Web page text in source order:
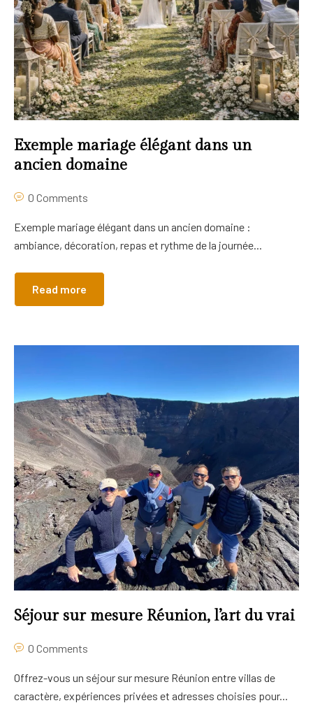
Exemple mariage élégant dans un
ancien domaine
0 Comments
Exemple mariage élégant dans un ancien domaine :
ambiance, décoration, repas et rythme de la journée...
Read more
Séjour sur mesure Réunion, l’art du vrai
0 Comments
Offrez-vous un séjour sur mesure Réunion entre villas de
caractère, expériences privées et adresses choisies pour...